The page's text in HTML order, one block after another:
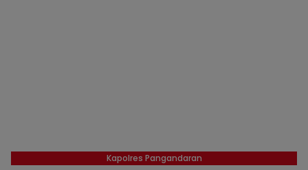
Kapolres Pangandaran